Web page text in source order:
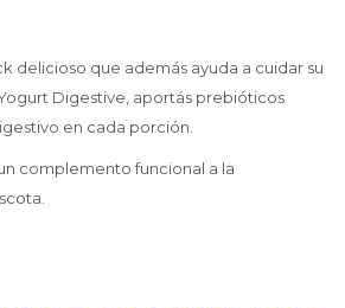
delicioso que además ayuda a cuidar su
Digestive, aportás prebióticos
en cada porción.
complemento funcional a la